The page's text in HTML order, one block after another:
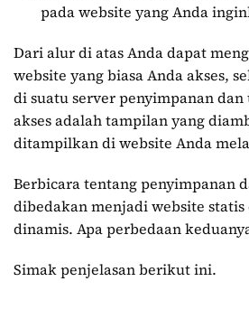
pada website yang Anda
Dari alur di atas Anda dapat
website yang biasa Anda akses,
di suatu server penyimpanan
akses adalah tampilan yang
ditampilkan di website Anda
Berbicara tentang penyimpanan
dibedakan menjadi website statis
dinamis. Apa perbedaan
Simak penjelasan berikut ini.